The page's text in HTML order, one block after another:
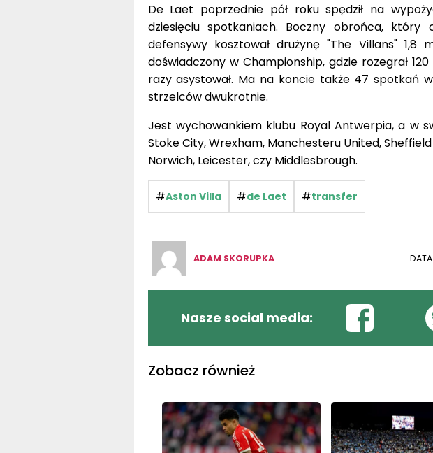
De Laet poprzednie pół roku spędził na
dziesięciu spotkaniach. Boczny obrońca, który
defensywy kosztował drużynę "The Villans"
doświadczony w Championship, gdzie rozegrał
razy asystował. Ma na koncie także 47 spotkań
strzelców dwukrotnie.
Jest wychowankiem klubu Royal Antwerpia, a w
Stoke City, Wrexham, Manchesteru United,
Norwich, Leicester, czy Middlesbrough.
#Aston Villa #de Laet #transfer
ADAM SKORUPKA
Nasze social media:
Zobacz również